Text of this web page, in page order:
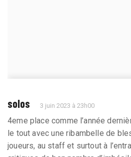
solos 3 juin 2023 à 23h00
4eme place comme l’année
le tout avec une ribambelle de
joueurs, au staff et surtout à